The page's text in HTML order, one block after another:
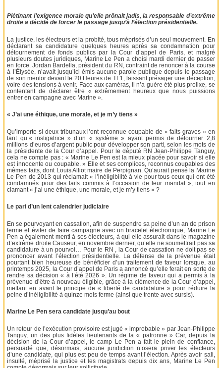
Piétinant l’exigence morale qu’elle prônait jadis, la responsable d’extrême
droite a décidé de forcer le passage jusqu’à l’élection présidentielle.
La justice, les électeurs et la probité, tous méprisés d’un seul mouvement. En
déclarant sa candidature quelques heures après sa condamnation pour
détournement de fonds publics par la Cour d’appel de Paris, et malgré
plusieurs doutes juridiques, Marine Le Pen a choisi mardi dernier de passer
en force. Jordan Bardella, président du RN, contraint de renoncer à la course
à l’Élysée, n’avait jusqu’ici émis aucune parole publique depuis le passage
de son mentor devant le 20 Heures de TF1, laissant présager une déception,
voire des tensions à venir. Face aux caméras, il n’a guère été plus prolixe, se
contentant de déclarer être « extrêmement heureux que nous puissions
entrer en campagne avec Marine ».
« J’ai une éthique, une morale, et je m’y tiens »
Qu’importe si deux tribunaux l’ont reconnue coupable de « faits graves » en
tant qu’« instigatrice » d’un « système » ayant permis de détourner 2,8
millions d’euros d’argent public pour développer son parti, selon les mots de
la présidente de la Cour d’appel. Pour le député RN Jean-Philippe Tanguy,
cela ne compte pas : « Marine Le Pen est la mieux placée pour savoir si elle
est innocente ou coupable. » Elle et ses complices, reconnus coupables des
mêmes faits, dont Louis Alliot maire de Perpignan. Qu’aurait pensé la Marine
Le Pen de 2013 qui réclamait « l’inéligibilité à vie pour tous ceux qui ont été
condamnés pour des faits commis à l’occasion de leur mandat », tout en
clamant « j’ai une éthique, une morale, et je m’y tiens » ?
Le pari d’un lent calendrier judiciaire
En se pourvoyant en cassation, afin de suspendre sa peine d’un an de prison
ferme et éviter de faire campagne avec un bracelet électronique, Marine Le
Pen a également menti à ses électeurs, à qui elle assurait dans le magazine
d’extrême droite Causeur, en novembre dernier, qu’elle ne soumettrait pas sa
candidature à un pourvoi… Pour le RN , la Cour de cassation ne doit pas se
prononcer avant l’élection présidentielle. La défense de la prévenue était
pourtant bien heureuse de bénéficier d’un traitement de faveur lorsque, au
printemps 2025, la Cour d’appel de Paris a annoncé qu’elle ferait en sorte de
rendre sa décision « à l’été 2026 ». Un régime de faveur qui a permis à la
prévenue d’être à nouveau éligible, grâce à la clémence de la Cour d’appel,
mettant en avant le principe de « liberté de candidature » pour réduire la
peine d’inéligibilité à quinze mois ferme (ainsi que trente avec sursis).
Marine Le Pen sera candidate jusqu’au bout
Un retour de l’exécution provisoire est jugé « improbable » par Jean-Philippe
Tanguy, un des plus fidèles lieutenants de la « patronne » Car, depuis la
décision de la Cour d’appel, le camp Le Pen a fait le plein de confiance,
persuadé que, désormais, aucune juridiction n’osera priver les électeurs
d’une candidate, qui plus est peu de temps avant l’élection. Après avoir sali,
insulté, méprisé la justice et les magistrats depuis dix ans, Marine Le Pen